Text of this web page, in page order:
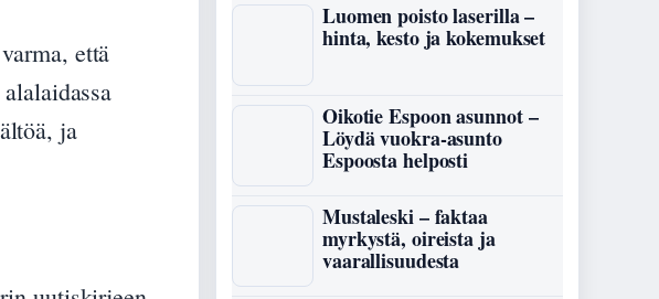
että
ja
Luomen poisto laserilla –
hinta, kesto ja kokemukset
Oikotie Espoon asunnot –
Löydä vuokra-asunto
Espoosta helposti
Mustaleski – faktaa
myrkystä, oireista ja
vaarallisuudesta